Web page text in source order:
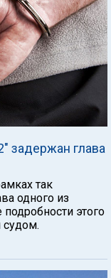
задержан глава
так
одного из
этого